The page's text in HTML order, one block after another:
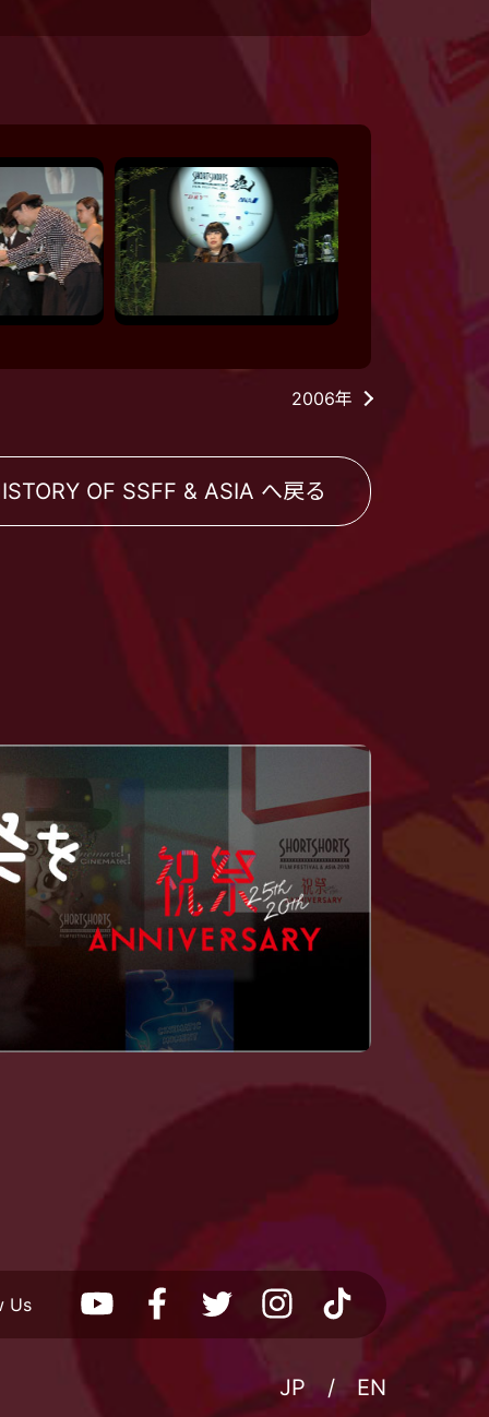
2006年
OF SSFF & ASIA へ戻る
Us
JP EN